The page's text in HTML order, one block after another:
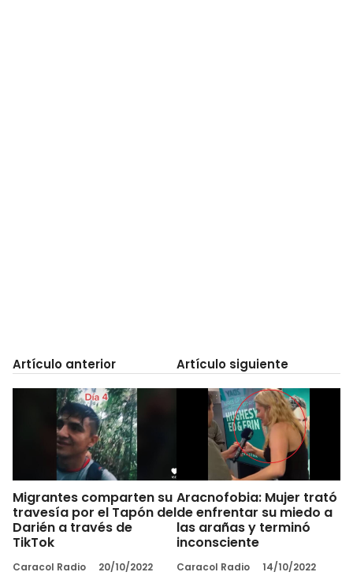
Artículo anterior
Migrantes comparten su
travesía por el Tapón del
Darién a través de
TikTok
Caracol Radio 20/10/2022
Artículo siguiente
Aracnofobia: Mujer trató
de enfrentar su miedo a
las arañas y terminó
inconsciente
Caracol Radio 14/10/2022